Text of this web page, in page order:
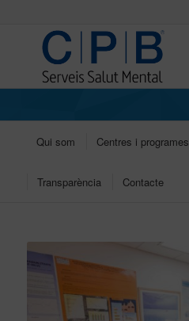
Qui som Centres i programes
Transparència Contacte